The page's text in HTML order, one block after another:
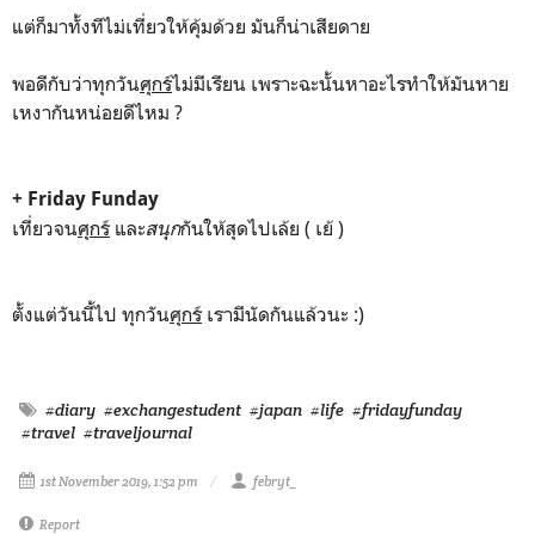
แต่ก็มาทั้งทีไม่เที่ยวให้คุ้มด้วย มันก็น่าเสียดาย
พอดีกับว่าทุกวันศุกร์ไม่มีเรียน เพราะฉะนั้นหาอะไรทำให้มันหาย
เหงากันหน่อยดีไหม ?
+ Friday Funday
เที่ยวจนศุกร์ และสนุกกันให้สุดไปเล้ย ( เย้ )
ตั้งแต่วันนี้ไป ทุกวันศุกร์ เรามีนัดกันแล้วนะ :)
#diary #exchangestudent #japan #life #fridayfunday
#travel #traveljournal
1st November 2019, 1:52 pm febryt_
Report